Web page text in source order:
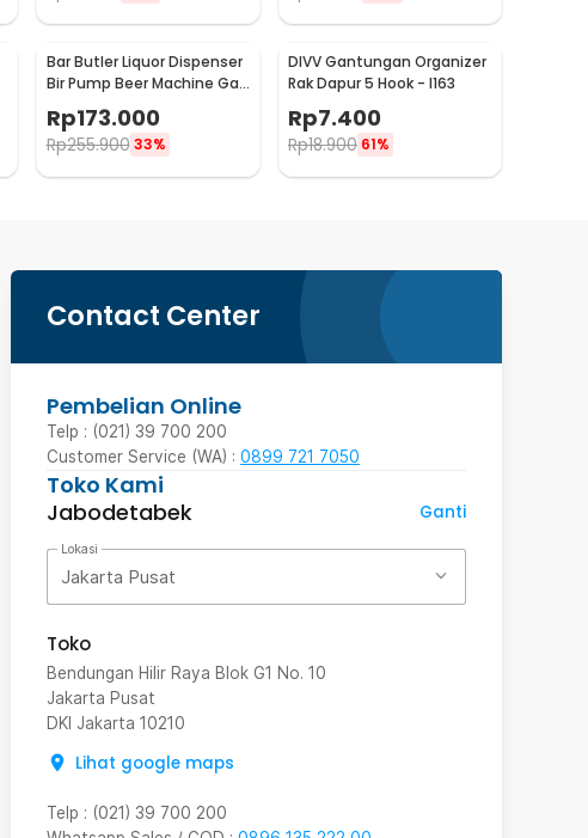
Bar Butler Liquor Dispenser
Bir Pump Beer Machine Gas
Station 900ml - P-36
Rp173.000
Rp255.900 33%
DIVV Gantungan Organizer
Rak Dapur 5 Hook - I163
Rp7.400
Rp18.900 61%
Contact Center
Pembelian Online
Telp : (021) 39 700 200
Customer Service (WA) : 0899 721 7050
Toko Kami
Jabodetabek
Ganti
Lokasi
Jakarta Pusat
Toko
Bendungan Hilir Raya Blok G1 No. 10
Jakarta Pusat
DKI Jakarta 10210
Lihat google maps
Telp : (021) 39 700 200